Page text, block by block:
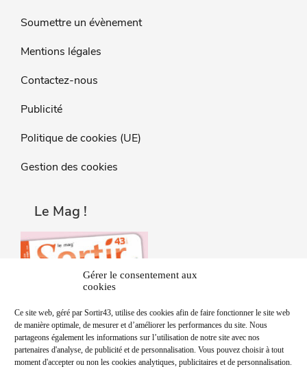
Gérer le consentement aux
cookies
Ce site web, géré par Sortir43, utilise des cookies afin de faire fonctionner le site web
de manière optimale, de mesurer et d’améliorer les performances du site. Nous
partageons également les informations sur l’utilisation de notre site avec nos
partenaires d'analyse, de publicité et de personnalisation. Vous pouvez choisir à tout
moment d'accepter ou non les cookies analytiques, publicitaires et de personnalisation.
Soumettre un évènement
Mentions légales
Contactez-nous
Publicité
Politique de cookies (UE)
Gestion des cookies
Le Mag !